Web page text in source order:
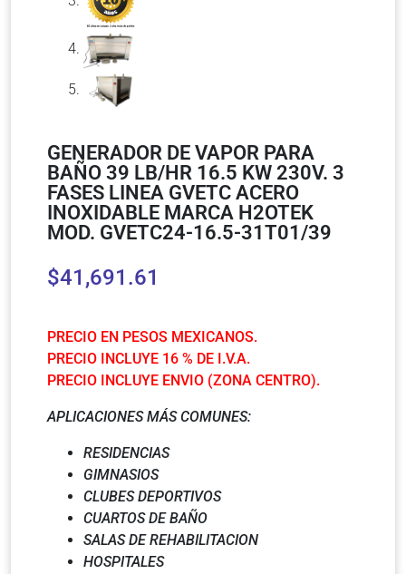
GENERADOR DE VAPOR PARA
BAÑO 39 LB/HR 16.5 KW 230V. 3
FASES LINEA GVETC ACERO
INOXIDABLE MARCA H2OTEK
MOD. GVETC24-16.5-31T01/39
$41,691.61
PRECIO EN PESOS MEXICANOS.
PRECIO INCLUYE 16 % DE I.V.A.
PRECIO INCLUYE ENVIO (ZONA CENTRO).
APLICACIONES MÁS COMUNES:
RESIDENCIAS
GIMNASIOS
CLUBES DEPORTIVOS
CUARTOS DE BAÑO
SALAS DE REHABILITACION
HOSPITALES